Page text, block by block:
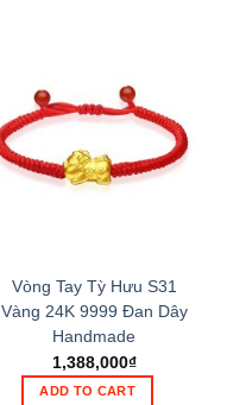
Vòng Tay Tỳ Hưu S31
Vàng 24K 9999 Đan Dây
Handmade
1,388,000₫
ADD TO CART